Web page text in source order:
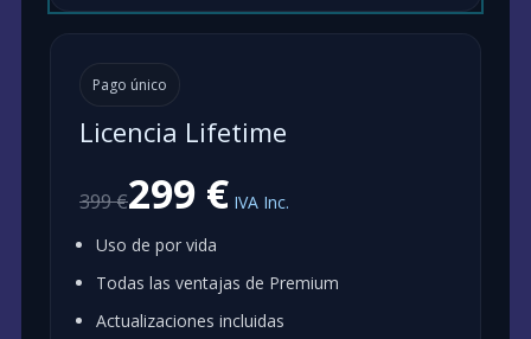
Pago único
Licencia Lifetime
399 €299 € IVA Inc.
Uso de por vida
Todas las ventajas de Premium
Actualizaciones incluidas